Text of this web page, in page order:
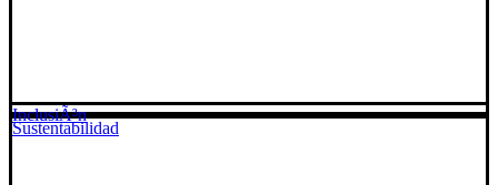
Sustentabilidad
InclusiÃ³n